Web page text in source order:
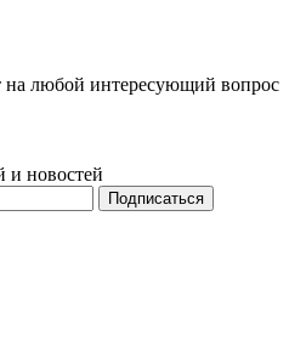
на любой интересующий вопрос
и новостей
Подписаться